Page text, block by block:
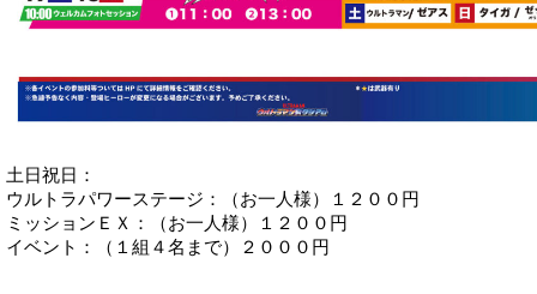
土日祝日：
ウルトラパワーステージ：（お一人様）１２００円
ミッションＥＸ：（お一人様）１２００円
イベント：（１組４名まで）２０００円